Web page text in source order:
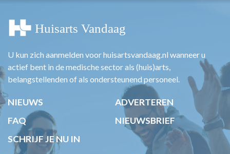
U kun zich aanmelden voor huisartsvandaag.nl wanneer u
actief bent in de medische sector als (huis)arts,
belangstellenden of als ondersteunend personeel.
NIEUWS
ADVERTEREN
FAQ
NIEUWSBRIEF
SCHRIJF JE NU IN